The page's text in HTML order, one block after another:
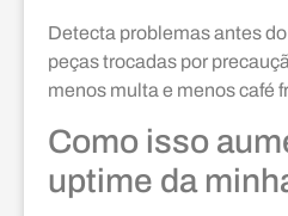
Detecta problemas antes
peças trocadas por
menos multa e menos café
Como isso
uptime da